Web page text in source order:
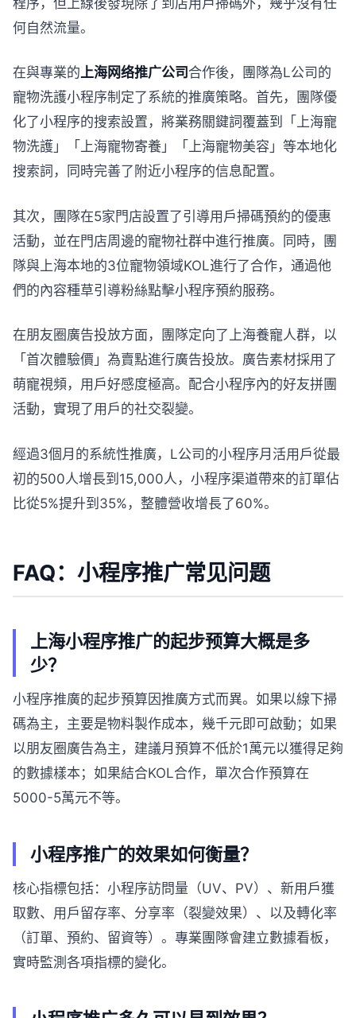
何自然流量。
在與專業的上海网络推广公司 合作後，團隊為L公司的
寵物洗護小程序制定了系統的推廣策略。首先，團隊優
化了小程序的搜索設置，將業務關鍵詞覆蓋到「上海寵
物洗護」「上海寵物寄養」「上海寵物美容」等本地化
搜索詞，同時完善了附近小程序的信息配置。
其次，團隊在5家門店設置了引導用戶掃碼預約的優惠
活動，並在門店周邊的寵物社群中進行推廣。同時，團
隊與上海本地的3位寵物領域KOL進行了合作，通過他
們的內容種草引導粉絲點擊小程序預約服務。
在朋友圈廣告投放方面，團隊定向了上海養寵人群，以
「首次體驗價」為賣點進行廣告投放。廣告素材採用了
萌寵視頻，用戶好感度極高。配合小程序內的好友拼團
活動，實現了用戶的社交裂變。
經過3個月的系統性推廣，L公司的小程序月活用戶從最
初的500人增長到15,000人，小程序渠道帶來的訂單佔
比從5%提升到35%，整體營收增長了60%。
FAQ：小程序推广常见问题
上海小程序推广的起步预算大概是多
少？
小程序推廣的起步預算因推廣方式而異。如果以線下掃
碼為主，主要是物料製作成本，幾千元即可啟動；如果
以朋友圈廣告為主，建議月預算不低於1萬元以獲得足夠
的數據樣本；如果結合KOL合作，單次合作預算在
5000-5萬元不等。
小程序推广的效果如何衡量？
核心指標包括：小程序訪問量（UV、PV）、新用戶獲
取數、用戶留存率、分享率（裂變效果）、以及轉化率
（訂單、預約、留資等）。專業團隊會建立數據看板，
實時監測各項指標的變化。